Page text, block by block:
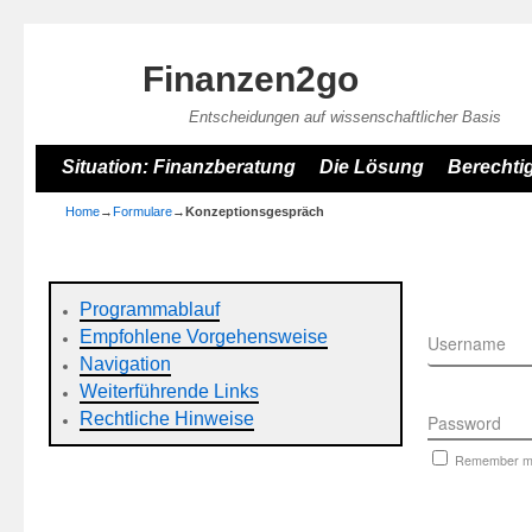
Finanzen2go
Entscheidungen auf wissenschaftlicher Basis
Situation: Finanzberatung Die Lösung
Home→Formulare→Konzeptionsgespräch
Programmablauf
Empfohlene Vorgehensweise
Navigation
Weiterführende Links
Rechtliche Hinweise
Username
Password
Remember